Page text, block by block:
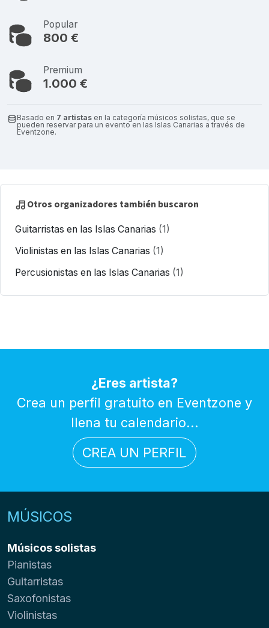
Popular
800 €
Premium
1.000 €
Basado en 7 artistas en la categoría músicos solistas, que se
pueden reservar para un evento en las Islas Canarias a través de
Eventzone.
Otros organizadores también buscaron
Guitarristas en las Islas Canarias (1)
Violinistas en las Islas Canarias (1)
Percusionistas en las Islas Canarias (1)
¿Eres artista?
Crea un perfil gratuito en Eventzone y
llena tu calendario...
CREA UN PERFIL
MÚSICOS
Músicos solistas
Pianistas
Guitarristas
Saxofonistas
Violinistas